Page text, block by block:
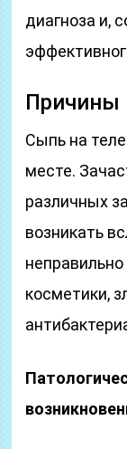
диагноза и,
Причины
Сыпь на
месте.
различных
возникать
косметики,